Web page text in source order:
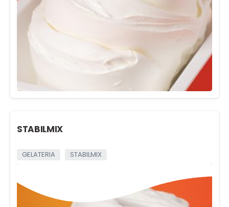
STABILMIX
GELATERIA STABILMIX